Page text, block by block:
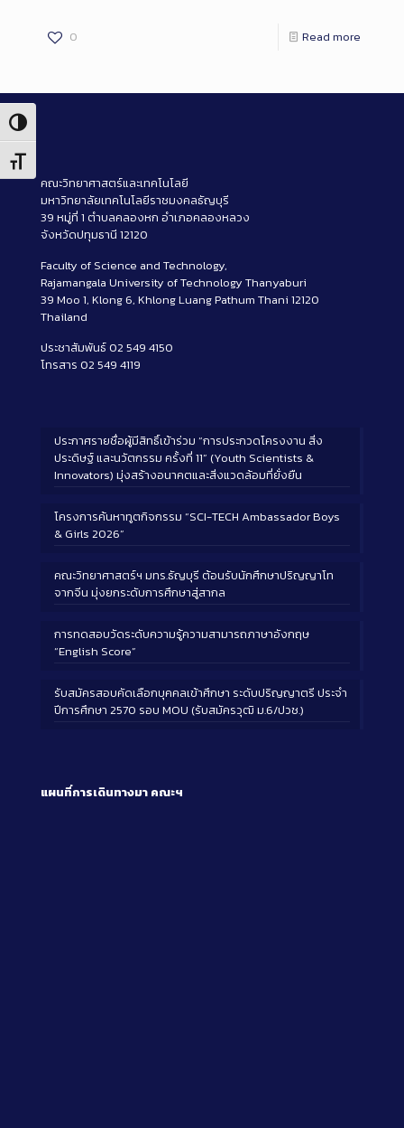
Toggle High Contrast
Toggle Font size
0 Read more
คณะวิทยาศาสตร์และเทคโนโลยี
มหาวิทยาลัยเทคโนโลยีราชมงคลธัญบุรี
39 หมู่ที่ 1 ตำบลคลองหก อำเภอคลองหลวง
จังหวัดปทุมธานี 12120
Faculty of Science and Technology,
Rajamangala University of Technology Thanyaburi
39 Moo 1, Klong 6, Khlong Luang Pathum Thani 12120
Thailand
ประชาสัมพันธ์ 02 549 4150
โทรสาร 02 549 4119
ประกาศรายชื่อผู้มีสิทธิ์เข้าร่วม “การประกวดโครงงาน สิ่ง
ประดิษฐ์ และนวัตกรรม ครั้งที่ 11” (Youth Scientists &
Innovators) มุ่งสร้างอนาคตและสิ่งแวดล้อมที่ยั่งยืน
โครงการค้นหาทูตกิจกรรม “SCI-TECH Ambassador Boys
& Girls 2026”
คณะวิทยาศาสตร์ฯ มทร.ธัญบุรี ต้อนรับนักศึกษาปริญญาโท
จากจีน มุ่งยกระดับการศึกษาสู่สากล
การทดสอบวัดระดับความรู้ความสามารถภาษาอังกฤษ
“English Score”
รับสมัครสอบคัดเลือกบุคคลเข้าศึกษา ระดับปริญญาตรี ประจำ
ปีการศึกษา 2570 รอบ MOU (รับสมัครวุฒิ ม.6/ปวช.)
แผนที่การเดินทางมา คณะฯ